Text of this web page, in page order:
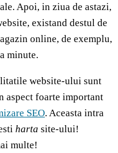
Apoi, in ziua de astazi,
existand destul de
online, de exemplu,
minute.
website-ului sunt
aspect foarte important
SEO. Aceasta intra
harta site-ului!
multe!